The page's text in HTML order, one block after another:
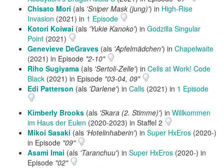
Chisato Mori (als 'Sniper Mask (jung)') in High-Rise
Invasion (2021) in 1 Episode
Kotori Koiwai (als 'Yukie Kanoko') in Godzilla Singular
Point (2021)
Genevieve DeGraves (als 'Apfelmädchen') in Chapelwaite
(2021) in Episode "2-10"
Riho Sugiyama (als 'Sertoli-Zelle') in Cells at Work! Code
Black (2021) in Episode "03-04, 09"
Edi Patterson (als 'Darlene') in Calls (2021) in 1 Episode
Kimberly Brooks (als 'Skara (2. Stimme)') in Willkommen
im Haus der Eulen (2020-2023) in Staffel 2
Mikoi Sasaki (als 'Hotelinhaberin') in Super HxEros (2020-)
in Episode "09"
Asami Imai (als 'Taranchuu') in Super HxEros (2020-) in
Episode "02"